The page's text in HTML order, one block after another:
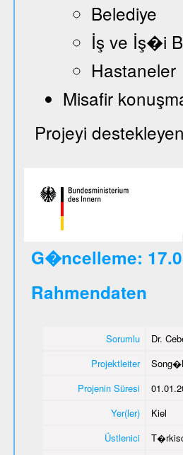
Belediye
İş ve İş�i
Hastaneler
Misafir
Projeyi
G�ncelleme:
Rahmendaten
Sorumlu
Dr.
Projektleiter
Projenin Süresi
Yer(ler)
Kiel
Üstlenici